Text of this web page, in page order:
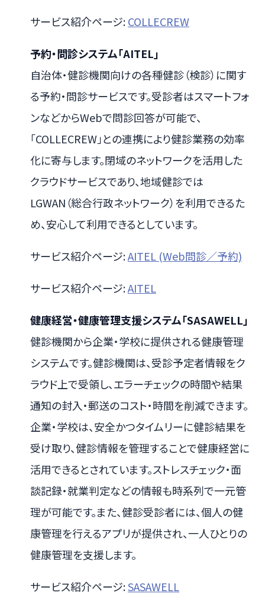
サービス紹介ページ:COLLECREW
予約・問診システム「AITEL」
自治体・健診機関向けの各種健診（検診）に関す
る予約・問診サービスです。受診者はスマートフォ
ンなどからWebで問診回答が可能で、
「COLLECREW」との連携により健診業務の効率
化に寄与します。閉域のネットワークを活用した
クラウドサービスであり、地域健診では
LGWAN（総合行政ネットワーク）を利用できるた
め、安心して利用できるとしています。
サービス紹介ページ:AITEL (Web問診／予約)
サービス紹介ページ:AITEL
健康経営・健康管理支援システム「SASAWELL」
健診機関から企業・学校に提供される健康管理
システムです。健診機関は、受診予定者情報をク
ラウド上で受領し、エラーチェックの時間や結果
通知の封入・郵送のコスト・時間を削減できます。
企業・学校は、安全かつタイムリーに健診結果を
受け取り、健診情報を管理することで健康経営に
活用できるとされています。ストレスチェック・面
談記録・就業判定などの情報も時系列で一元管
理が可能です。また、健診受診者には、個人の健
康管理を行えるアプリが提供され、一人ひとりの
健康管理を支援します。
サービス紹介ページ:SASAWELL